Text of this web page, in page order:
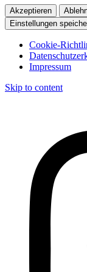
Akzeptieren
Einstellungen
Cookie-
Impressum
Skip to content